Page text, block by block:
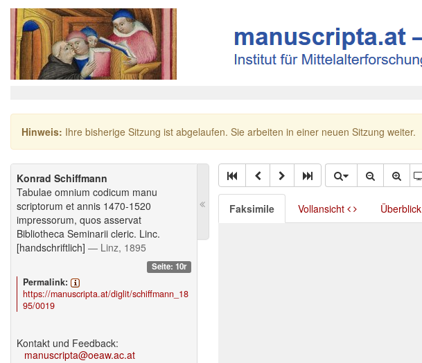
Hinweis: Ihre bisherige Sitzung ist abgelaufen. Sie arbeiten in einer neuen Sitzung weiter.
Konrad Schiffmann
Tabulae omnium codicum manu
scriptorum et annis 1470-1520
impressorum, quos asservat
Bibliotheca Seminarii cleric. Linc.
[handschriftlich] — Linz, 1895
Seite: 10r
Permalink:
https://manuscripta.at/diglit/schiffmann_18
95/0019
Kontakt und Feedback:
manuscripta@oeaw.ac.at
Faksimile Vollansicht Überblick